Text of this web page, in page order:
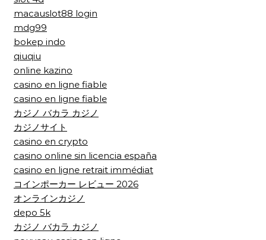
macauslot88 login
mdg99
bokep indo
qiuqiu
online kazino
casino en ligne fiable
casino en ligne fiable
カジノ バカラ カジノ
カジノサイト
casino en crypto
casino online sin licencia españa
casino en ligne retrait immédiat
コインポーカー レビュー 2026
オンラインカジノ
depo 5k
カジノ バカラ カジノ